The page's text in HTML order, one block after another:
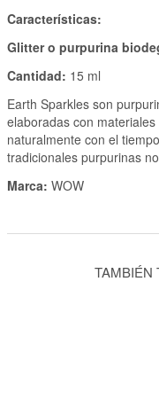
Características:
Glitter o purpurina
Cantidad: 15 ml
Earth Sparkles son
elaboradas con
naturalmente con el
tradicionales purpurinas
Marca: WOW
TAMBIÉN